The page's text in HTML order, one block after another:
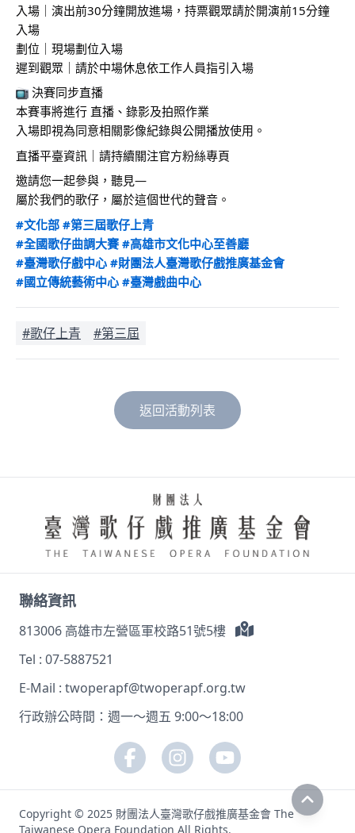
入場｜演出前30分鐘開放進場，持票觀眾請於開演前15分鐘
入場
劃位｜現場劃位入場
遲到觀眾｜請於中場休息依工作人員指引入場
決賽同步直播
本賽事將進行 直播、錄影及拍照作業
入場即視為同意相關影像紀錄與公開播放使用。
直播平臺資訊｜請持續關注官方粉絲專頁
邀請您一起參與，聽見—
屬於我們的歌仔，屬於這個世代的聲音。
#文化部 #第三屆歌仔上青
#全國歌仔曲調大賽 #高雄市文化中心至善廳
#臺灣歌仔戲中心 #財團法人臺灣歌仔戲推廣基金會
#國立傳統藝術中心 #臺灣戲曲中心
#歌仔上青 #第三屆
返回活動列表
聯絡資訊
813006 高雄市左營區軍校路51號5樓
Tel : 07-5887521
E-Mail : twoperapf@twoperapf.org.tw
行政辦公時間：週一～週五 9:00～18:00
Copyright © 2025 財團法人臺灣歌仔戲推廣基金會 The
Taiwanese Opera Foundation All Rights.